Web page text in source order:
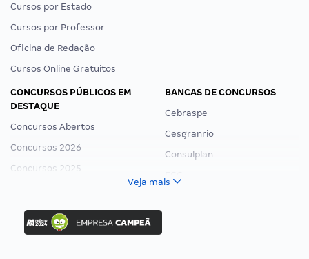
Cursos por Estado
Cursos por Professor
Oficina de Redação
Cursos Online Gratuitos
CONCURSOS PÚBLICOS EM
DESTAQUE
Concursos Abertos
Concursos 2026
Concursos 2025
Concurso Nacional Unificado
Concurso Ibama
Concurso MPU
Editais publicados
BANCAS DE CONCURSOS
Cebraspe
Cesgranrio
Consulplan
Veja mais